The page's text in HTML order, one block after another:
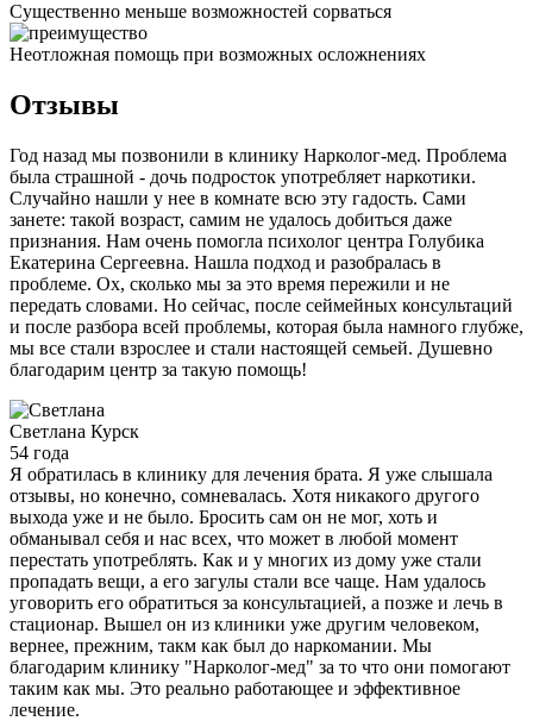
Существенно меньше возможностей сорваться
Неотложная помощь при возможных осложнениях
Отзывы
Год назад мы позвонили в клинику Нарколог-мед. Проблема
была страшной - дочь подросток употребляет наркотики.
Случайно нашли у нее в комнате всю эту гадость. Сами
занете: такой возраст, самим не удалось добиться даже
признания. Нам очень помогла психолог центра Голубика
Екатерина Сергеевна. Нашла подход и разобралась в
проблеме. Ох, сколько мы за это время пережили и не
передать словами. Но сейчас, после сеймейных консультаций
и после разбора всей проблемы, которая была намного глубже,
мы все стали взрослее и стали настоящей семьей. Душевно
благодарим центр за такую помощь!
Светлана Курск
54 года
Я обратилась в клинику для лечения брата. Я уже слышала
отзывы, но конечно, сомневалась. Хотя никакого другого
выхода уже и не было. Бросить сам он не мог, хоть и
обманывал себя и нас всех, что может в любой момент
перестать употреблять. Как и у многих из дому уже стали
пропадать вещи, а его загулы стали все чаще. Нам удалось
уговорить его обратиться за консультацией, а позже и лечь в
стационар. Вышел он из клиники уже другим человеком,
вернее, прежним, такм как был до наркомании. Мы
благодарим клинику "Нарколог-мед" за то что они помогают
таким как мы. Это реально работающее и эффективное
лечение.